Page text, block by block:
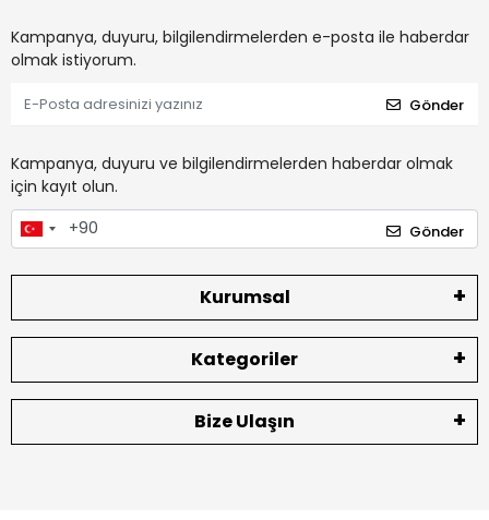
Kampanya, duyuru, bilgilendirmelerden e-posta ile haberdar
olmak istiyorum.
Gönder
Kampanya, duyuru ve bilgilendirmelerden haberdar olmak
için kayıt olun.
Gönder
Kurumsal
Kategoriler
Bize Ulaşın